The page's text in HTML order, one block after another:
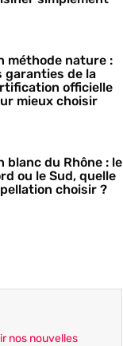
méthode nature :
garanties de la
officielle
mieux choisir
blanc du Rhône : le
ou le Sud, quelle
choisir ?
nos nouvelles